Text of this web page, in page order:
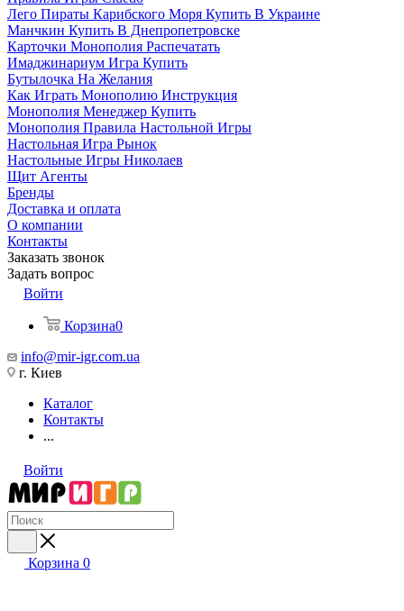
Лего Пираты Карибского Моря Купить В Украине
Манчкин Купить В Днепропетровске
Карточки Монополия Распечатать
Имаджинариум Игра Купить
Бутылочка На Желания
Как Играть Монополию Инструкция
Монополия Менеджер Купить
Монополия Правила Настольной Игры
Настольная Игра Рынок
Настольные Игры Николаев
Щит Агенты
Бренды
Доставка и оплата
О компании
Контакты
Заказать звонок
Задать вопрос
Войти
Корзина0
info@mir-igr.com.ua
г. Киев
Каталог
Контакты
...
Войти
Корзина 0